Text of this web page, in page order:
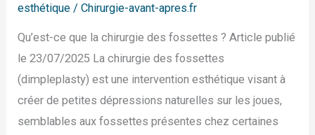
esthétique /Chirurgie-avant-apres.fr
Qu’est-ce que la chirurgie des fossettes ? Article publié
le 23/07/2025 La chirurgie des fossettes
(dimpleplasty) est une intervention esthétique visant à
créer de petites dépressions naturelles sur les joues,
semblables aux fossettes présentes chez certaines